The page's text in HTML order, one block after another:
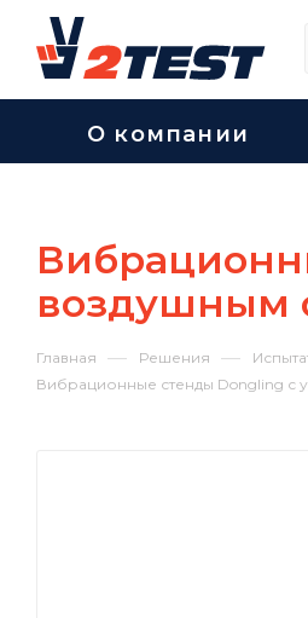
О компании
воздушным
Главная — Решения —
Вибрационные стенды Dongling с